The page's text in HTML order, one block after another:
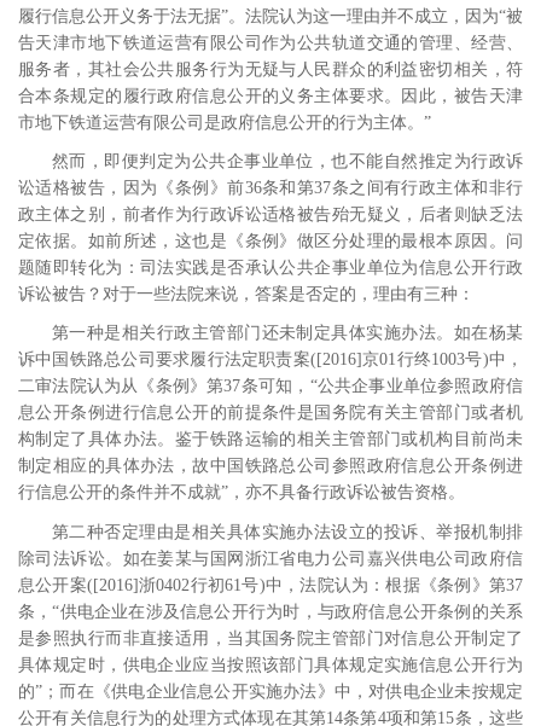
履行信息公开义务于法无据”。法院认为这一理由并不成立，因为“被
告天津市地下铁道运营有限公司作为公共轨道交通的管理、经营、
服务者，其社会公共服务行为无疑与人民群众的利益密切相关，符
合本条规定的履行政府信息公开的义务主体要求。因此，被告天津
市地下铁道运营有限公司是政府信息公开的行为主体。”
然而，即便判定为公共企事业单位，也不能自然推定为行政诉
讼适格被告，因为《条例》前36条和第37条之间有行政主体和非行
政主体之别，前者作为行政诉讼适格被告殆无疑义，后者则缺乏法
定依据。如前所述，这也是《条例》做区分处理的最根本原因。问
题随即转化为：司法实践是否承认公共企事业单位为信息公开行政
诉讼被告？对于一些法院来说，答案是否定的，理由有三种：
第一种是相关行政主管部门还未制定具体实施办法。如在杨某
诉中国铁路总公司要求履行法定职责案([2016]京01行终1003号)中，
二审法院认为从《条例》第37条可知，“公共企事业单位参照政府信
息公开条例进行信息公开的前提条件是国务院有关主管部门或者机
构制定了具体办法。鉴于铁路运输的相关主管部门或机构目前尚未
制定相应的具体办法，故中国铁路总公司参照政府信息公开条例进
行信息公开的条件并不成就”，亦不具备行政诉讼被告资格。
第二种否定理由是相关具体实施办法设立的投诉、举报机制排
除司法诉讼。如在姜某与国网浙江省电力公司嘉兴供电公司政府信
息公开案([2016]浙0402行初61号)中，法院认为：根据《条例》第37
条，“供电企业在涉及信息公开行为时，与政府信息公开条例的关系
是参照执行而非直接适用，当其国务院主管部门对信息公开制定了
具体规定时，供电企业应当按照该部门具体规定实施信息公开行为
的”；而在《供电企业信息公开实施办法》中，对供电企业未按规定
公开有关信息行为的处理方式体现在其第14条第4项和第15条，这些